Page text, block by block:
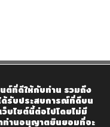
ต์ที่ดีให้กับท่าน รวมถึง
ด้รับประสบการณ์ที่ดีบน
บไซต์นี้ต่อไปโดยไม่มี
ท่านอนุญาตยินยอมที่จะ